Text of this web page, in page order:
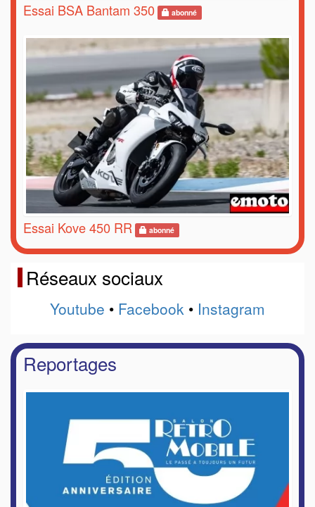
Essai BSA Bantam 350 abonné
Essai Kove 450 RR abonné
Réseaux sociaux
Youtube • Facebook • Instagram
Reportages